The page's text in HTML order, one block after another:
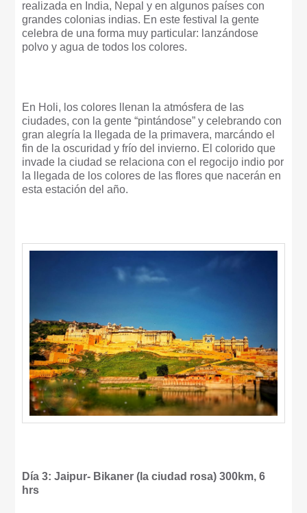
realizada en India, Nepal y en algunos países con
grandes colonias indias. En este festival la gente
celebra de una forma muy particular: lanzándose
polvo y agua de todos los colores.
En Holi, los colores llenan la atmósfera de las
ciudades, con la gente “pintándose” y celebrando con
gran alegría la llegada de la primavera, marcándo el
fin de la oscuridad y frío del invierno. El colorido que
invade la ciudad se relaciona con el regocijo indio por
la llegada de los colores de las flores que nacerán en
esta estación del año.
Día 3: Jaipur- Bikaner (la ciudad rosa) 300km, 6
hrs